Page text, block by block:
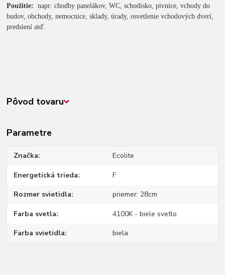
Použitie: napr: chodby panelákov, WC, schodisko, pivnice, vchody do
budov, obchody, nemocnice, sklady, úrady, osvetlenie vchodových dverí,
predsiení atď.
Pôvod tovaru
Parametre
Značka Ecolite
Energetická trieda F
Rozmer svietidla priemer: 28cm
Farba svetla 4100K - biele svetlo
Farba svietidla biela